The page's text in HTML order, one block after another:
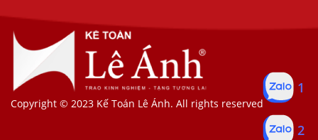
Copyright © 2023 Kế Toán Lê Ánh. All rights reserved
1
2